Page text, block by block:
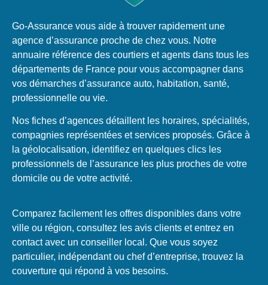
Go-Assurance vous aide à trouver rapidement une
agence d’assurance proche de chez vous. Notre
annuaire référence des courtiers et agents dans tous les
départements de France pour vous accompagner dans
vos démarches d’assurance auto, habitation, santé,
professionnelle ou vie.
Nos fiches d’agences détaillent les horaires, spécialités,
compagnies représentées et services proposés. Grâce à
la géolocalisation, identifiez en quelques clics les
professionnels de l’assurance les plus proches de votre
domicile ou de votre activité.
Comparez facilement les offres disponibles dans votre
ville ou région, consultez les avis clients et entrez en
contact avec un conseiller local. Que vous soyez
particulier, indépendant ou chef d’entreprise, trouvez la
couverture qui répond à vos besoins.